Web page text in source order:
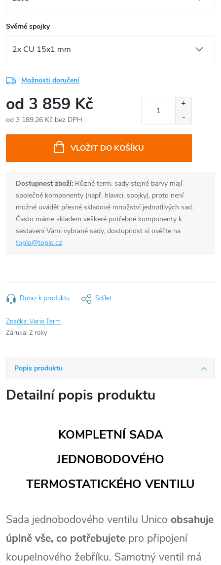
Svěrné spojky
Možnosti doručení
od 3 859 Kč
od 3 189,26 Kč bez DPH
VLOŽIT DO KOŠÍKU
Dostupnost zboží: Různé term. sady stejné barvy mají
společné komponenty (např. hlavici, spojky), proto není
možné uvádět přesné skladové množství jednotlivých sad.
Často máme skladem veškeré potřebné komponenty k
sestavení Vámi vybrané sady, dostupnost si ověřte na
toplo@toplo.cz.
Dotaz k produktu Sdílet
Značka:Vario Term
Záruka: 2 roky
Popis produktu
Detailní popis produktu
KOMPLETNÍ SADA
JEDNOBODOVÉHO
TERMOSTATICKÉHO VENTILU
Sada jednobodového ventilu Unico obsahuje
úplně vše, co potřebujete pro připojení
koupelnového žebříku. Samotný ventil má